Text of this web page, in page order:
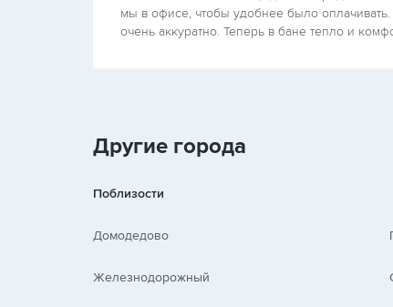
мы в офисе, чтобы удобнее было
очень аккуратно. Теперь в бане тепло и
Другие города
Поблизости
Домодедово
Железнодорожный